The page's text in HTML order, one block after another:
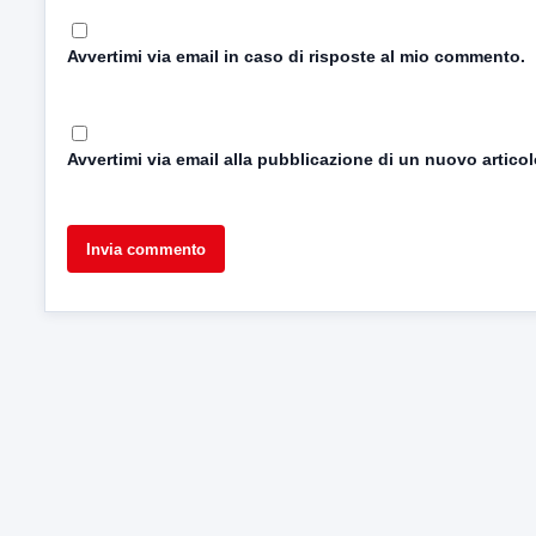
Avvertimi via email in caso di risposte al mio commento.
Avvertimi via email alla pubblicazione di un nuovo